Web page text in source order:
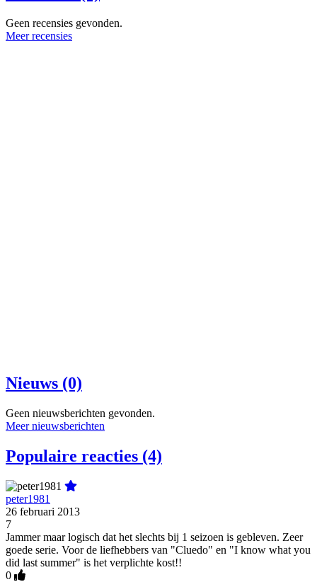
Geen recensies gevonden.
Meer recensies
Nieuws (0)
Geen nieuwsberichten gevonden.
Meer nieuwsberichten
Populaire reacties (4)
peter1981
26 februari 2013
7
Jammer maar logisch dat het slechts bij 1 seizoen is gebleven. Zeer
goede serie. Voor de liefhebbers van "Cluedo" en "I know what you
did last summer" is het verplichte kost!!
0